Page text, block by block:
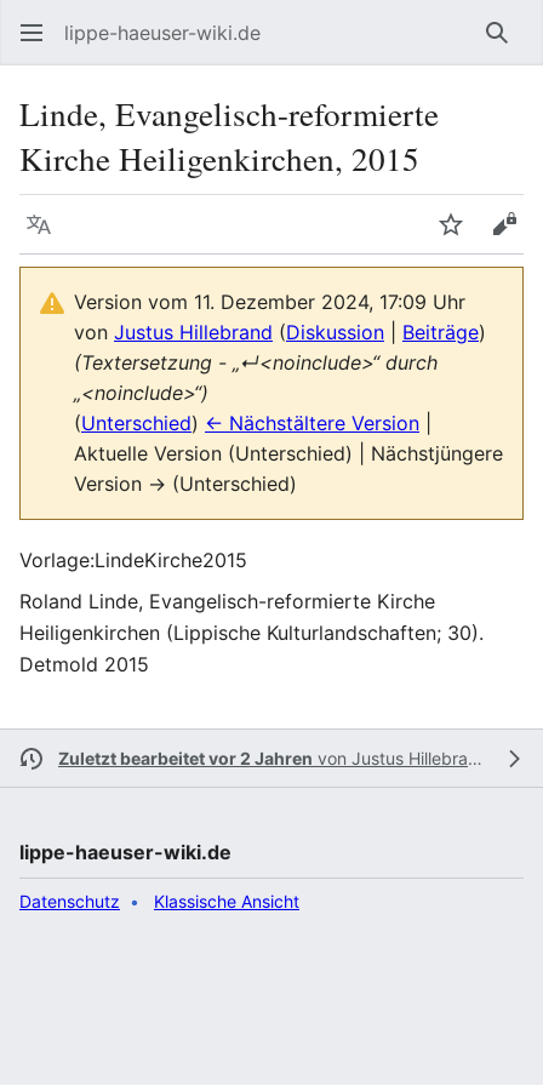
lippe-haeuser-wiki.de
Linde, Evangelisch-reformierte
Kirche Heiligenkirchen, 2015
Sprache
Version vom 11. Dezember 2024, 17:09 Uhr
von Justus Hillebrand (Diskussion Beiträge)
(Textersetzung - „↵<noinclude>“ durch
„<noinclude>“)
(Unterschied) ← Nächstältere Version
Aktuelle Version (Unterschied) | Nächstjüngere
Version → (Unterschied)
Vorlage:LindeKirche2015
Roland Linde, Evangelisch-reformierte Kirche
Heiligenkirchen (Lippische Kulturlandschaften; 30).
Detmold 2015
Zuletzt bearbeitet vor 2 Jahren von Justus Hillebrand
lippe-haeuser-wiki.de
Datenschutz Klassische Ansicht